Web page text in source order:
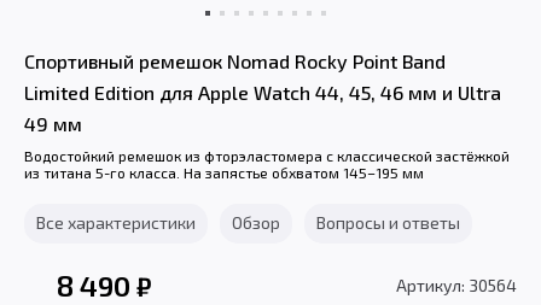
Спортивный ремешок Nomad Rocky Point Band
Limited Edition для Apple Watch 44, 45, 46 мм и Ultra
49 мм
Водостойкий ремешок из фторэластомера с классической застёжкой
из титана 5-го класса. На запястье обхватом 145–195 мм
Все характеристики Обзор Вопросы и ответы
8 490 ₽ Артикул: 30564